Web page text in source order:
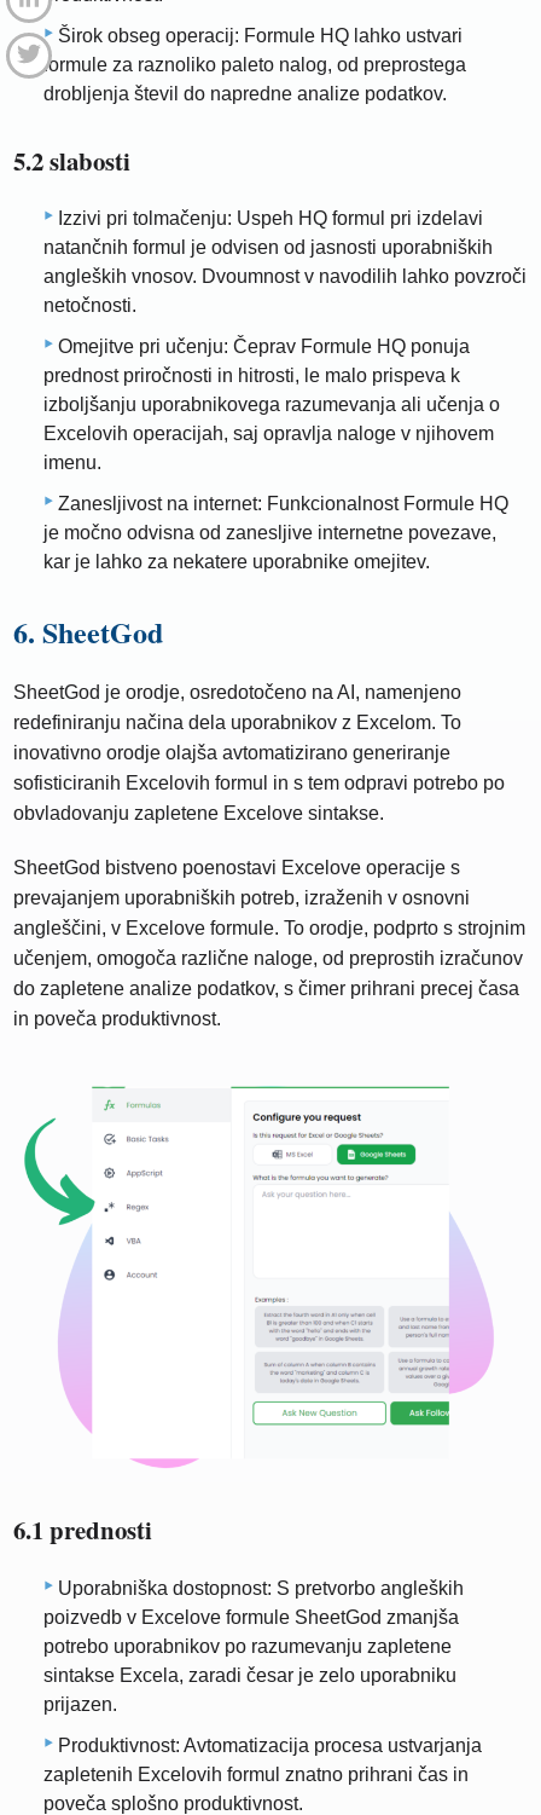
Širok obseg operacij: Formule HQ lahko ustvari
formule za raznoliko paleto nalog, od preprostega
drobljenja števil do napredne analize podatkov.
5.2 slabosti
Izzivi pri tolmačenju: Uspeh HQ formul pri izdelavi
natančnih formul je odvisen od jasnosti uporabniških
angleških vnosov. Dvoumnost v navodilih lahko povzroči
netočnosti.
Omejitve pri učenju: Čeprav Formule HQ ponuja
prednost priročnosti in hitrosti, le malo prispeva k
izboljšanju uporabnikovega razumevanja ali učenja o
Excelovih operacijah, saj opravlja naloge v njihovem
imenu.
Zanesljivost na internet: Funkcionalnost Formule HQ
je močno odvisna od zanesljive internetne povezave,
kar je lahko za nekatere uporabnike omejitev.
6. SheetGod
SheetGod je orodje, osredotočeno na AI, namenjeno
redefiniranju načina dela uporabnikov z Excelom. To
inovativno orodje olajša avtomatizirano generiranje
sofisticiranih Excelovih formul in s tem odpravi potrebo po
obvladovanju zapletene Excelove sintakse.
SheetGod bistveno poenostavi Excelove operacije s
prevajanjem uporabniških potreb, izraženih v osnovni
angleščini, v Excelove formule. To orodje, podprto s strojnim
učenjem, omogoča različne naloge, od preprostih izračunov
do zapletene analize podatkov, s čimer prihrani precej časa
in poveča produktivnost.
6.1 prednosti
Uporabniška dostopnost: S pretvorbo angleških
poizvedb v Excelove formule SheetGod zmanjša
potrebo uporabnikov po razumevanju zapletene
sintakse Excela, zaradi česar je zelo uporabniku
prijazen.
Produktivnost: Avtomatizacija procesa ustvarjanja
zapletenih Excelovih formul znatno prihrani čas in
poveča splošno produktivnost.